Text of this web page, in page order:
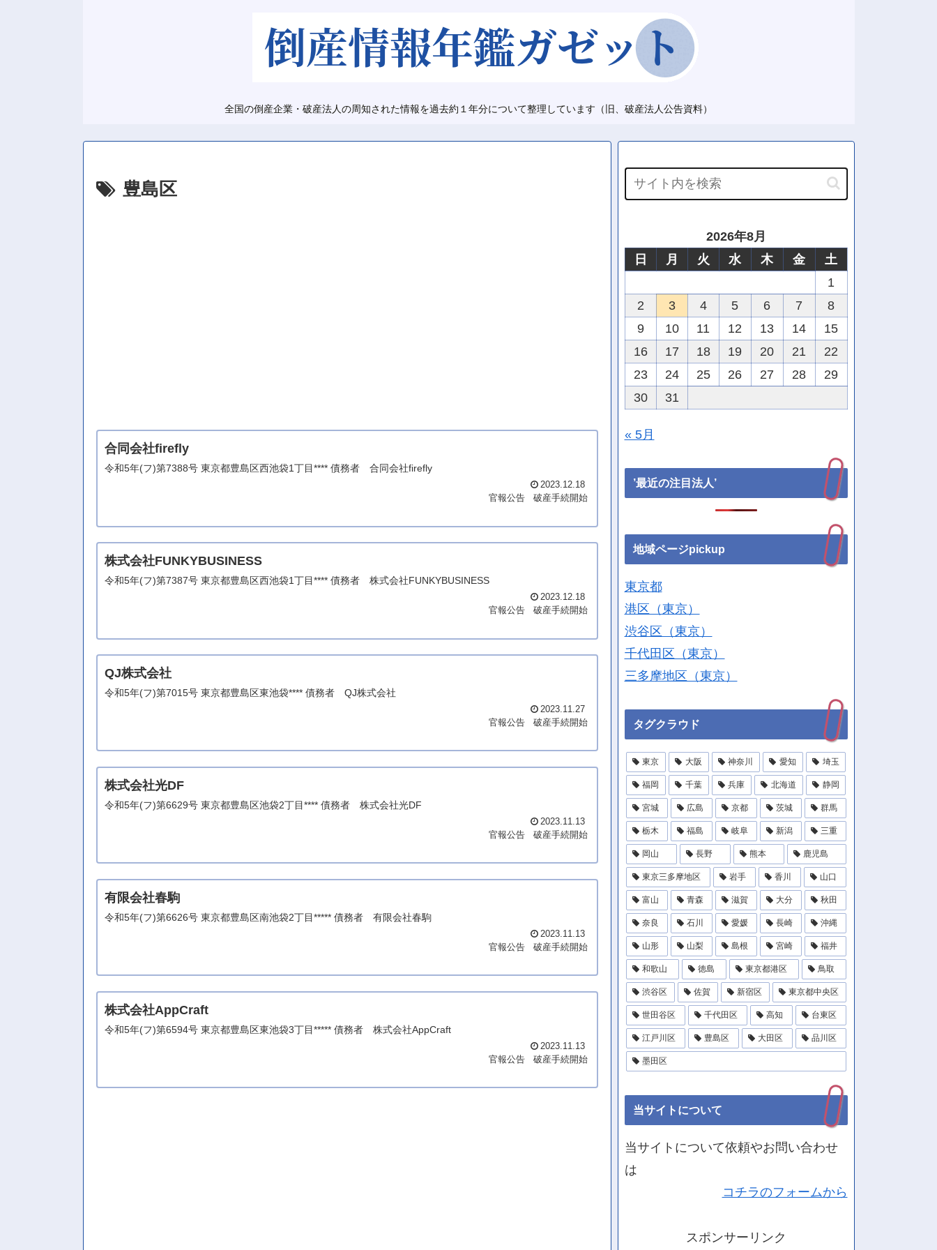
全国の倒産企業・破産法人の周知された情報を過去約１年分について整理しています（旧、破産法人公告資料）
豊島区
合同会社firefly
令和5年(フ)第7388号 東京都豊島区西池袋1丁目**** 債務者 合同会社firefly
2023.12.18
官報公告
破産手続開始
株式会社FUNKYBUSINESS
令和5年(フ)第7387号 東京都豊島区西池袋1丁目**** 債務者 株式会社FUNKYBUSINESS
2023.12.18
官報公告
破産手続開始
QJ株式会社
令和5年(フ)第7015号 東京都豊島区東池袋**** 債務者 QJ株式会社
2023.11.27
官報公告
破産手続開始
株式会社光DF
令和5年(フ)第6629号 東京都豊島区池袋2丁目**** 債務者 株式会社光DF
2023.11.13
官報公告
破産手続開始
有限会社春駒
令和5年(フ)第6626号 東京都豊島区南池袋2丁目***** 債務者 有限会社春駒
2023.11.13
官報公告
破産手続開始
株式会社AppCraft
令和5年(フ)第6594号 東京都豊島区東池袋3丁目***** 債務者 株式会社AppCraft
2023.11.13
官報公告
破産手続開始
2026年8月
日
月 火 水 木 金
土
1
2
3 4 5 6 7
8
9
10 11 12 13 14
15
16
17 18 19 20 21
22
23
24 25 26 27 28
29
30
31
« 5月
’最近の注目法人’
地域ページpickup
東京都
港区（東京）
渋谷区（東京）
千代田区（東京）
三多摩地区（東京）
タグクラウド
東京 大阪 神奈川 愛知 埼玉
福岡 千葉 兵庫 北海道 静岡
宮城 広島 京都 茨城 群馬
栃木 福島 岐阜 新潟 三重
岡山 長野 熊本 鹿児島
東京三多摩地区 岩手 香川 山口
富山 青森 滋賀 大分 秋田
奈良 石川 愛媛 長崎 沖縄
山形 山梨 島根 宮崎 福井
和歌山 徳島 東京都港区 鳥取
渋谷区 佐賀 新宿区 東京都中央区
世田谷区 千代田区 高知 台東区
江戸川区 豊島区 大田区 品川区
墨田区
当サイトについて
当サイトについて依頼やお問い合わせ
は
コチラのフォームから
スポンサーリンク